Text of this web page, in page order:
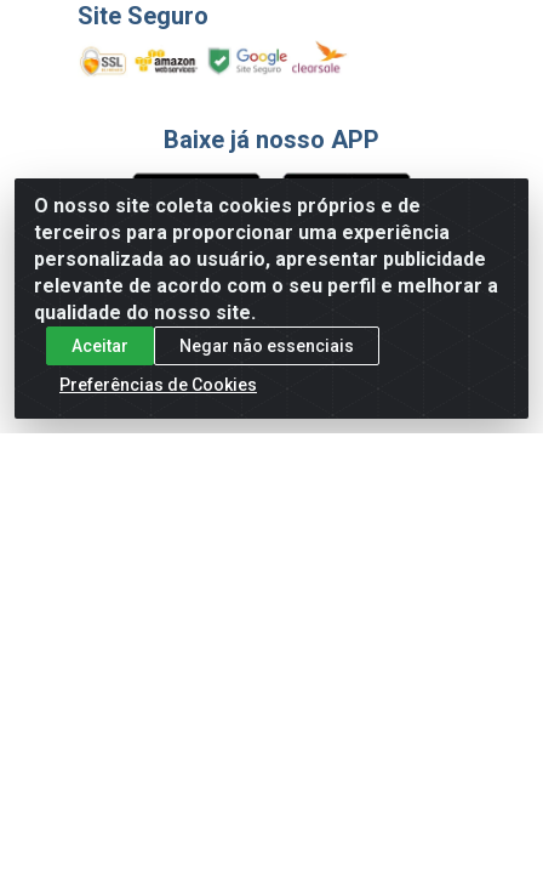
O nosso site coleta cookies próprios e de
terceiros para proporcionar uma experiência
personalizada ao usuário, apresentar publicidade
relevante de acordo com o seu perfil e melhorar a
qualidade do nosso site.
Aceitar
Negar não essenciais
Preferências de Cookies
Site Seguro
Baixe já nosso APP
Formas de Pagamento